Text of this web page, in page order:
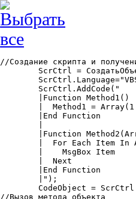
//Создание скрипта и
//Вызов метода объекта